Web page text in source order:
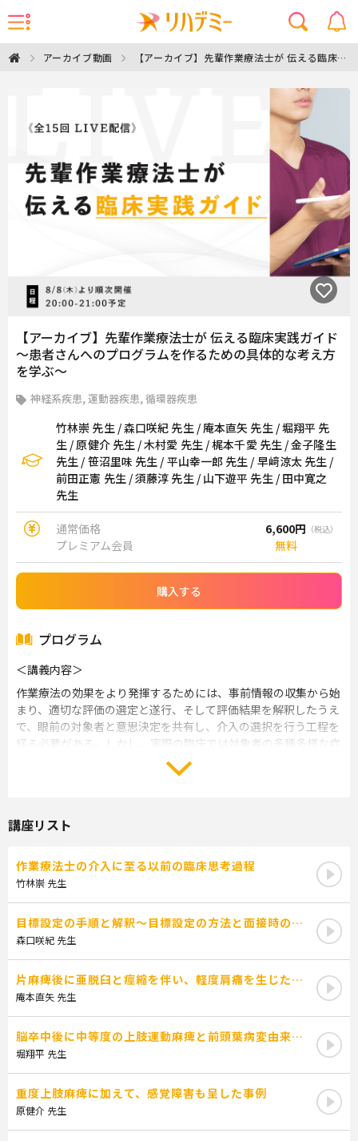
アーカイブ動画 【アーカイブ】先輩作業療法士が 伝える臨床実
践ガイド 〜患者さんへのプログラムを作るため
【アーカイブ】先輩作業療法士が 伝える臨床実践ガイド
〜患者さんへのプログラムを作るための具体的な考え方
を学ぶ〜
神経系疾患, 運動器疾患, 循環器疾患
竹林崇 先生 / 森口咲紀 先生 / 庵本直矢 先生 / 堀翔平 先
生 / 原健介 先生 / 木村愛 先生 / 梶本千愛 先生 / 金子隆生
先生 / 笹沼里味 先生 / 平山幸一郎 先生 / 早﨑涼太 先生 /
前田正憲 先生 / 須藤淳 先生 / 山下遊平 先生 / 田中寛之
先生
通常価格
プレミアム会員
6,600円 （税込）
無料
購入する
プログラム
＜講義内容＞
作業療法の効果をより発揮するためには、事前情報の収集から始
まり、適切な評価の選定と遂行、そして評価結果を解釈したうえ
で、眼前の対象者と意思決定を共有し、介入の選択を行う工程を
経る必要がある。しかし、実際の臨床では対象者の多種多様な症
状や重症度、種々の合併症などによって教科書通りの評価を画一
的に遂行できないことが多い。そのため、評価の量的な側面のみ
思考過程は非常に複雑となる。このような介入を組み立てる以前
を理由に経験則に頼らざるを得ない状況がある。しかし、個別性
が高いといえども、日常生活動作や作業活動を評価する際には一
となりうる。本研修では、様々な症状や現象に対応する際の先輩
作業療法士のマインドセット（事象を捉える際の習慣的思考）に
注目し、介入を提供する前段階の臨床思考過程を明示する。これ
により、新人・若手療法士が個別性の高い対象者に対して、適切
な作業療法を提供する一助となりうる。
＜目的＞
がより迅速かつ適切に対象者の環境やこれまでの生活・人生の文
脈を踏まえたアセスメントと介入を提供する一助となる。
講座リスト
作業療法士の介入に至る以前の臨床思考過程
竹林崇 先生
目標設定の手順と解釈〜目標設定の方法と面接時の工
夫点、介入に活かす視点について〜
森口咲紀 先生
片麻痺後に亜脱臼と痙縮を伴い、軽度肩痛を生じた事
例
庵本直矢 先生
脳卒中後に中等度の上肢運動麻痺と前頭葉病変由来の
セルフモニタリングに障害を呈した事例に対する麻痺
堀翔平 先生
重度上肢麻痺に加えて、感覚障害も呈した事例
原健介 先生